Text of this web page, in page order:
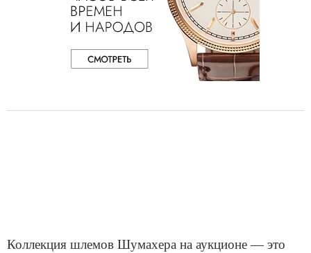
Коллекция шлемов Шумахера на аукционе — это